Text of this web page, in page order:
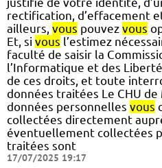
justifié de votre identité,
rectification, d’effacement
ailleurs, vous pouvez vous
Et, si vous l’estimez
faculté de saisir la
l’Informatique et des
de ces droits, et toute
données traitées Le CHU
données personnelles vous
collectées directement
éventuellement collectées
traitées sont
17/07/2025 19:17